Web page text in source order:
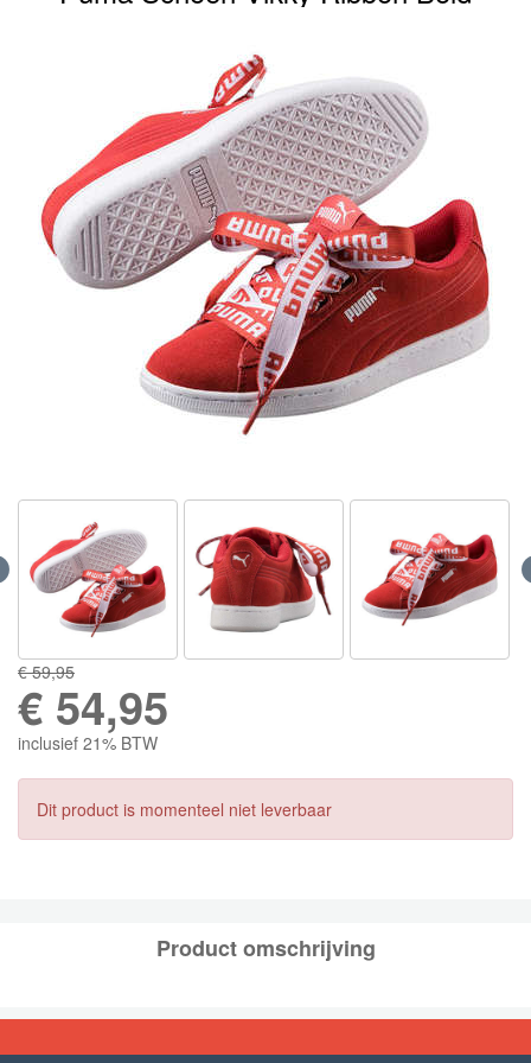
€ 59,95
€ 54,95
inclusief 21% BTW
Dit product is momenteel niet leverbaar
Product omschrijving